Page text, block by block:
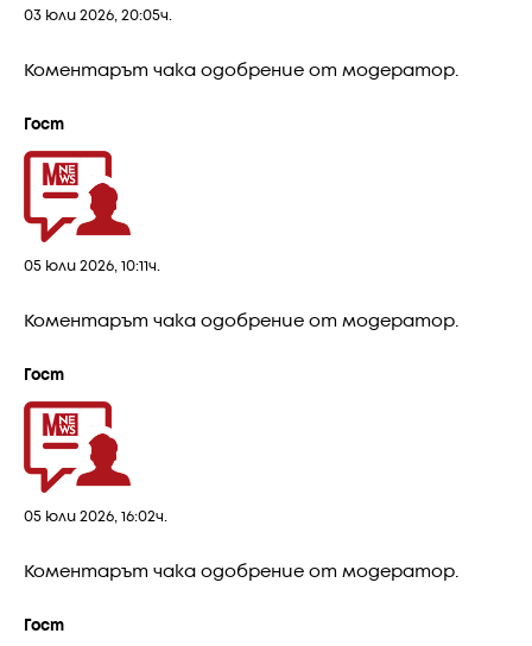
03 юли 2026, 20:05ч.
Коментарът чака одобрение от модератор.
Гост
05 юли 2026, 10:11ч.
Коментарът чака одобрение от модератор.
Гост
05 юли 2026, 16:02ч.
Коментарът чака одобрение от модератор.
Гост